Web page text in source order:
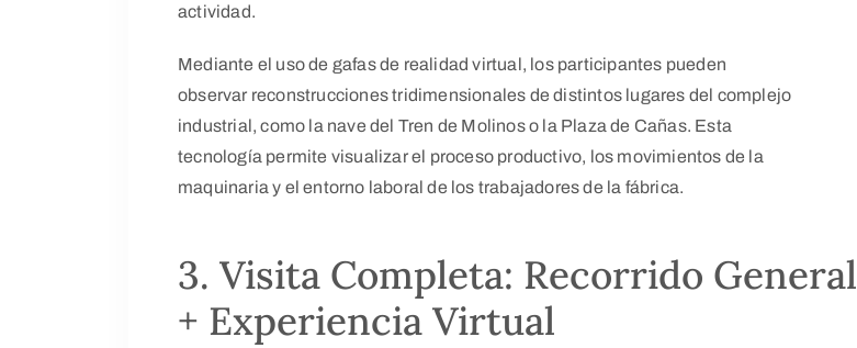
actividad.
Mediante el uso de gafas de realidad virtual, los participantes pueden
observar reconstrucciones tridimensionales de distintos lugares del complejo
industrial, como la nave del Tren de Molinos o la Plaza de Cañas. Esta
tecnología permite visualizar el proceso productivo, los movimientos de la
maquinaria y el entorno laboral de los trabajadores de la fábrica.
3. Visita Completa: Recorrido General
+ Experiencia Virtual